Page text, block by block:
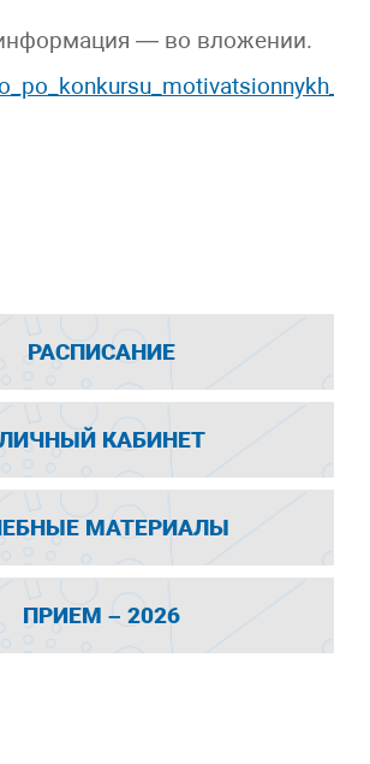
— во вложении.
РАСПИСАНИЕ
КАБИНЕТ
МАТЕРИАЛЫ
ПРИЕМ – 2026